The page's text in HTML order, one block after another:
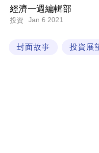
科
技
經濟一週編輯部
投資 Jan 6 2021
封面故事 投資展